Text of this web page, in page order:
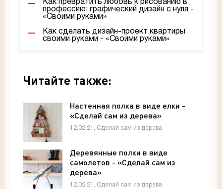
Как превратить любовь к рисованию в
профессию: графический дизайн с нуля -
«Своими руками»
Как сделать дизайн-проект квартиры
своими руками - «Своими руками»
Читайте также:
Настенная полка в виде елки -
«Сделай сам из дерева»
12.02.21, Сделай сам из дерева
Деревянные полки в виде
самолетов - «Сделай сам из
дерева»
12.02.21, Сделай сам из дерева